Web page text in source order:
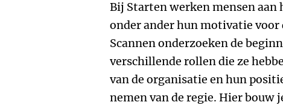
Bij Starten werken mensen
onder ander hun motivatie
Scannen onderzoeken de
verschillende rollen die ze
van de organisatie en hun
nemen van de regie. Hier bouw